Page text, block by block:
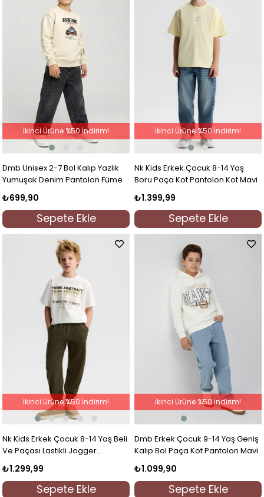
Dmb Unisex 2-7 Bol Kalıp Yazlık
Yumuşak Denim Pantolon Füme
₺699,90
Sepete Ekle
İkinci Ürüne %50 İndirim!
Nk Kids Erkek Çocuk 8-14 Yaş
Boru Paça Kot Pantolon Kot Mavi
₺1.399,99
Sepete Ekle
İkinci Ürüne %50 İndirim!
Nk Kids Erkek Çocuk 8-14 Yaş Beli
Ve Paçası Lastikli Jogger
₺1.299,99
Sepete Ekle
İkinci Ürüne %50 İndirim!
Dmb Erkek Çocuk 9-14 Yaş Geniş
Kalıp Bol Paça Kot Pantolon Mavi
₺1.099,90
Sepete Ekle
İkinci Ürüne %50 İndirim!